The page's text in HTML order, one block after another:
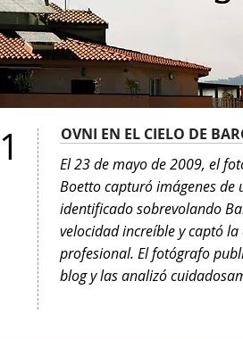
OVNI EN EL CIELO DE
El 23 de mayo de 2009, el
Boetto capturó imágenes de
identificado sobrevolando
velocidad increíble y captó
profesional. El fotógrafo
blog y las analizó